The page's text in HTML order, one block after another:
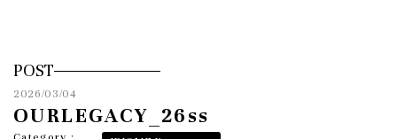
POST
2026/03/04
OURLEGACY_26ss